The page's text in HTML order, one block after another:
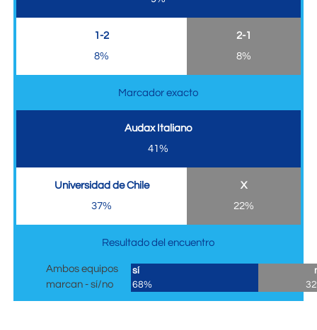
1-2
8%
2-1
8%
Marcador exacto
Audax Italiano
41%
Universidad de Chile
37%
X
22%
Resultado del encuentro
Ambos equipos
marcan - sí/no
sí
68%